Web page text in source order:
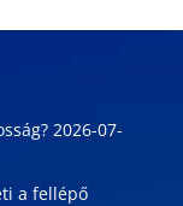
2026-07-
a fellépő